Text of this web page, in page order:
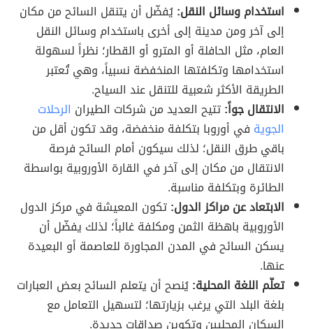
استخدام وسائل النقل:يُفضّل أن يتنقل السائح من مكان
إلى آخر ومن مدينة إلى أخرى باستخدام وسائل النقل
العام، مثل الحافلة أو المترو أو القطار؛ نظراً لسهولة
استخدامها وتكلفتها المنخفضة نسبياً، وهي تُعتبر
الطريقة الأكثر شعبية للتنقل عند السياح.
الانتقال جواً:تتيح العديد من شركات الطيران الرحلات
الجوية في أوروبا بتكلفة منخفضة، وقد تكون أقل من
باقي طرق النقل؛ لذلك سيكون أمام السائح فرصة
الانتقال من مكان إلى آخر في القارة الأوروبية بواسطة
الطائرة وبتكلفة مناسبة.
الابتعاد عن مراكز الدول:تكون المعيشة في مركز الدول
الأوروبية باهظة الثمن ومكلفة غالباً؛ لذلك يفضّل أن
يسكن السائح في المدن المجاورة للعاصمة أو البعيدة
عنها.
تعلّم اللغة المحلية:يُنصح أن يتعلم السائح بعض العبارات
بلغة البلد التي يرغب بزيارتها؛ لتسهيل التعامل مع
السكان المحليين وتكوين صداقات جديدة.